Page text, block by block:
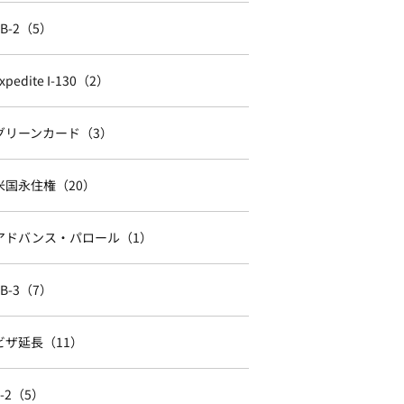
2（5）
I-130（2）
リーンカード（3）
国永住権（20）
ドバンス・パロール（1）
3（7）
ザ延長（11）
2（5）